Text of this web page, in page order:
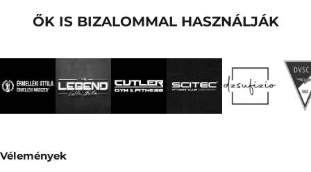
ŐK IS BIZALOMMAL HASZNÁLJÁK
Vélemények